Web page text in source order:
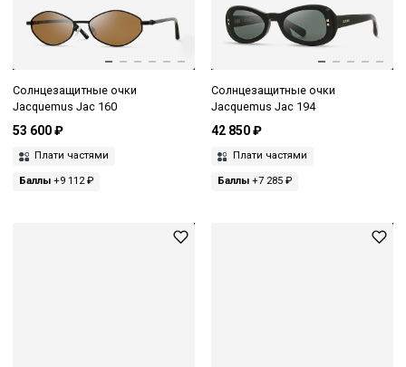
Солнцезащитные очки
Jacquemus Jac 160
53 600 ₽
Плати частями
Баллы +9 112 ₽
Солнцезащитные очки
Jacquemus Jac 194
42 850 ₽
Плати частями
Баллы+7 285 ₽